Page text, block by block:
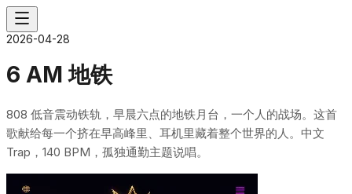
2026-04-28
6 AM 地铁
808 低音震动铁轨，早晨六点的地铁月台，一个人的战场。这首
歌献给每一个挤在早高峰里、耳机里藏着整个世界的人。中文
Trap，140 BPM，孤独通勤主题说唱。